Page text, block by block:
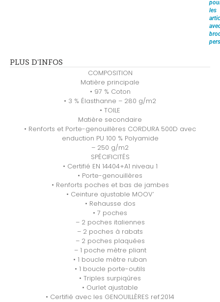
les
PLUS D'INFOS
COMPOSITION
Matière principale
• 97 % Coton
• 3 % Élasthanne – 280 g/m2
• TOILE
Matière secondaire
• Renforts et Porte-genouillères CORDURA 500D avec
enduction PU 100 % Polyamide
– 250 g/m2
SPÉCIFICITÉS
• Certifié EN 14404+A1 niveau 1
• Porte-genouillères
• Renforts poches et bas de jambes
• Ceinture ajustable MOOV’
• Rehausse dos
• 7 poches
– 2 poches italiennes
– 2 poches à rabats
– 2 poches plaquées
– 1 poche mètre pliant
• 1 boucle mètre ruban
• 1 boucle porte-outils
• Triples surpiqûres
• Ourlet ajustable
• Certifié avec les GENOUILLÈRES ref.2014